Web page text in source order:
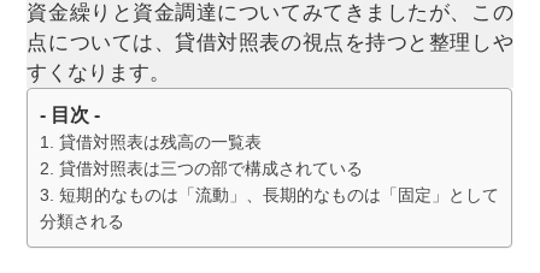
資金繰りと資金調達についてみてきましたが、この
点については、貸借対照表の視点を持つと整理しや
すくなります。
- 目次 -
貸借対照表は残高の一覧表
貸借対照表は三つの部で構成されている
短期的なものは「流動」、長期的なものは「固定」として
分類される